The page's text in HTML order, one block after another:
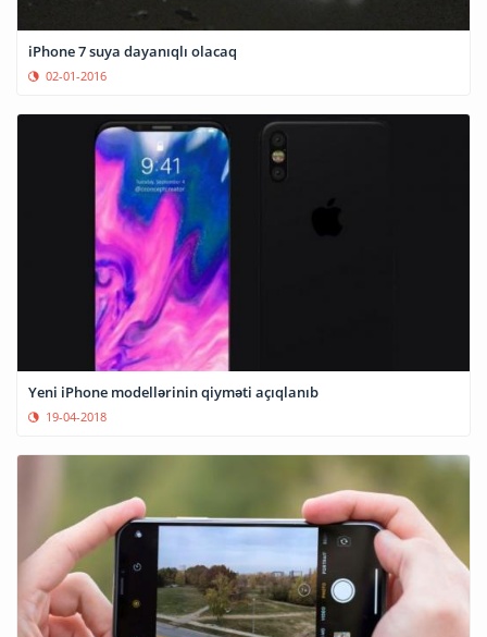
iPhone 7 suya dayanıqlı olacaq
02-01-2016
Yeni iPhone modellərinin qiyməti açıqlanıb
19-04-2018